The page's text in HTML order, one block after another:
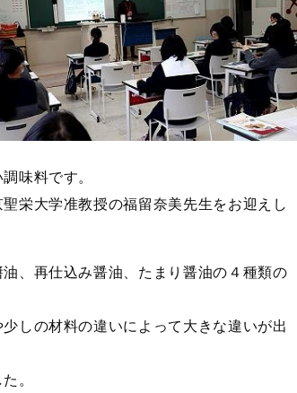
味料です。
栄大学准教授の福留奈美先生をお迎えし
、再仕込み醤油、たまり醤油の４種類の
しの材料の違いによって大きな違いが出
。